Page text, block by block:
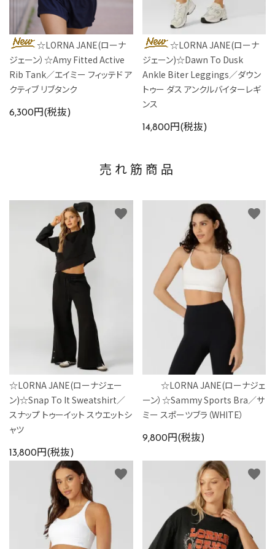
☆LORNA JANE(ローナ
ジェーン）☆Amy Fitted Active
Rib Tank／エイミー フィッテド ア
クティブ リブタンク
6,300円(税抜)
☆LORNA JANE(ローナ
ジェーン)☆Dawn To Dusk
Ankle Biter Leggings／ダウン
トゥー ダス アンクルバイターレギ
ンス
14,800円(税抜)
売れ筋商品
☆LORNA JANE(ローナジェー
ン)☆Snap To It Sweatshirt／
スナップ トゥーイット スウエットシ
ャツ
13,800円(税抜)
favorite
☆LORNA JANE(ローナジェ
ーン）☆Sammy Sports Bra／サ
ミー スポーツブラ（WHITE）
9,800円(税抜)
favorite
favorite favorite